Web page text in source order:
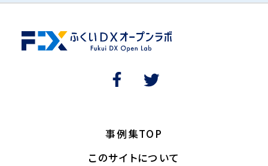
事例集TOP
このサイトについて